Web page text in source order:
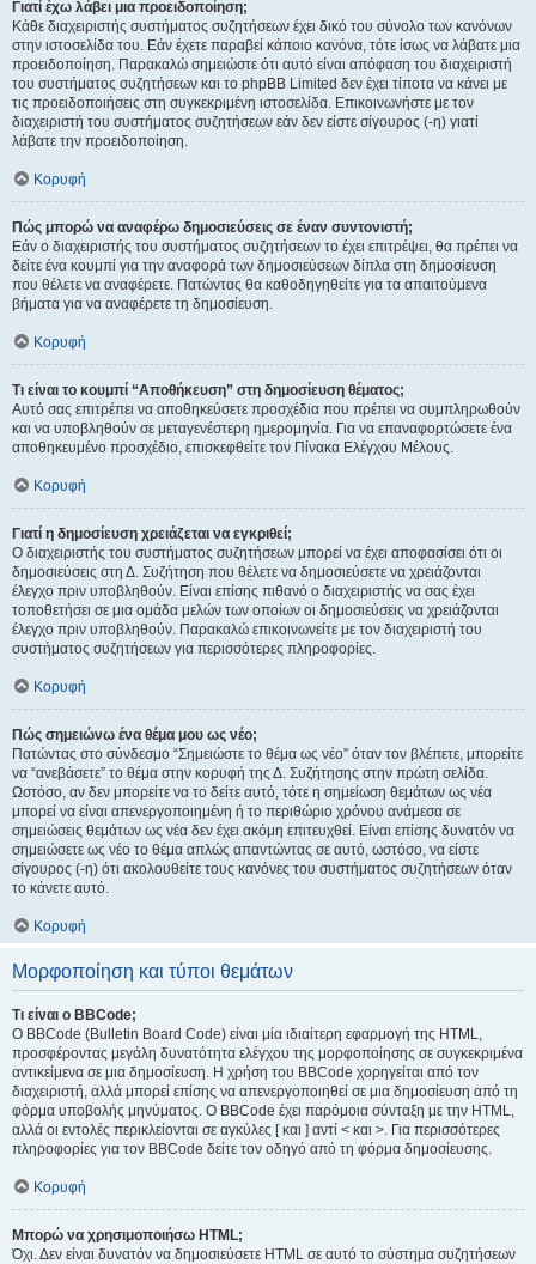
Γιατί έχω λάβει μια προειδοποίηση;
Κάθε διαχειριστής συστήματος συζητήσεων έχει δικό του σύνολο των κανόνων
στην ιστοσελίδα του. Εάν έχετε παραβεί κάποιο κανόνα, τότε ίσως να λάβατε μια
προειδοποίηση. Παρακαλώ σημειώστε ότι αυτό είναι απόφαση του διαχειριστή
του συστήματος συζητήσεων και το phpBB Limited δεν έχει τίποτα να κάνει με
τις προειδοποιήσεις στη συγκεκριμένη ιστοσελίδα. Επικοινωνήστε με τον
διαχειριστή του συστήματος συζητήσεων εάν δεν είστε σίγουρος (-η) γιατί
λάβατε την προειδοποίηση.
Κορυφή
Πώς μπορώ να αναφέρω δημοσιεύσεις σε έναν συντονιστή;
Εάν ο διαχειριστής του συστήματος συζητήσεων το έχει επιτρέψει, θα πρέπει να
δείτε ένα κουμπί για την αναφορά των δημοσιεύσεων δίπλα στη δημοσίευση
που θέλετε να αναφέρετε. Πατώντας θα καθοδηγηθείτε για τα απαιτούμενα
βήματα για να αναφέρετε τη δημοσίευση.
Κορυφή
Τι είναι το κουμπί “Αποθήκευση” στη δημοσίευση θέματος;
Αυτό σας επιτρέπει να αποθηκεύσετε προσχέδια που πρέπει να συμπληρωθούν
και να υποβληθούν σε μεταγενέστερη ημερομηνία. Για να επαναφορτώσετε ένα
αποθηκευμένο προσχέδιο, επισκεφθείτε τον Πίνακα Ελέγχου Μέλους.
Κορυφή
Γιατί η δημοσίευση χρειάζεται να εγκριθεί;
Ο διαχειριστής του συστήματος συζητήσεων μπορεί να έχει αποφασίσει ότι οι
δημοσιεύσεις στη Δ. Συζήτηση που θέλετε να δημοσιεύσετε να χρειάζονται
έλεγχο πριν υποβληθούν. Είναι επίσης πιθανό ο διαχειριστής να σας έχει
τοποθετήσει σε μια ομάδα μελών των οποίων οι δημοσιεύσεις να χρειάζονται
έλεγχο πριν υποβληθούν. Παρακαλώ επικοινωνείτε με τον διαχειριστή του
συστήματος συζητήσεων για περισσότερες πληροφορίες.
Κορυφή
Πώς σημειώνω ένα θέμα μου ως νέο;
Πατώντας στο σύνδεσμο “Σημειώστε το θέμα ως νέο” όταν τον βλέπετε, μπορείτε
να “ανεβάσετε” το θέμα στην κορυφή της Δ. Συζήτησης στην πρώτη σελίδα.
Ωστόσο, αν δεν μπορείτε να το δείτε αυτό, τότε η σημείωση θεμάτων ως νέα
μπορεί να είναι απενεργοποιημένη ή το περιθώριο χρόνου ανάμεσα σε
σημειώσεις θεμάτων ως νέα δεν έχει ακόμη επιτευχθεί. Είναι επίσης δυνατόν να
σημειώσετε ως νέο το θέμα απλώς απαντώντας σε αυτό, ωστόσο, να είστε
σίγουρος (-η) ότι ακολουθείτε τους κανόνες του συστήματος συζητήσεων όταν
το κάνετε αυτό.
Κορυφή
Μορφοποίηση και τύποι θεμάτων
Τι είναι ο BBCode;
Ο BBCode (Bulletin Board Code) είναι μία ιδιαίτερη εφαρμογή της HTML,
προσφέροντας μεγάλη δυνατότητα ελέγχου της μορφοποίησης σε συγκεκριμένα
αντικείμενα σε μια δημοσίευση. Η χρήση του BBCode χορηγείται από τον
διαχειριστή, αλλά μπορεί επίσης να απενεργοποιηθεί σε μια δημοσίευση από τη
φόρμα υποβολής μηνύματος. Ο BBCode έχει παρόμοια σύνταξη με την HTML,
αλλά οι εντολές περικλείονται σε αγκύλες [ και ] αντί < και >. Για περισσότερες
πληροφορίες για τον BBCode δείτε τον οδηγό από τη φόρμα δημοσίευσης.
Κορυφή
Μπορώ να χρησιμοποιήσω HTML;
Όχι. Δεν είναι δυνατόν να δημοσιεύσετε HTML σε αυτό το σύστημα συζητήσεων